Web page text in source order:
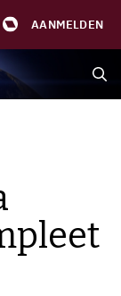
AANMELDEN